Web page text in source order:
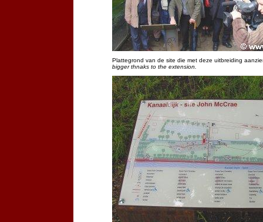
Plattegrond van de site die met deze uitbreiding
bigger thnaks to the extension.